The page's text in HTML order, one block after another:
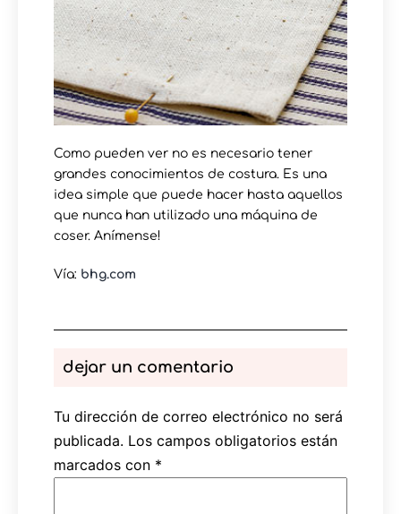
Como pueden ver no es necesario tener
grandes conocimientos de costura. Es una
idea simple que puede hacer hasta aquellos
que nunca han utilizado una máquina de
coser. Anímense!
Vía: bhg.com
dejar un comentario
Tu dirección de correo electrónico no será
publicada. Los campos obligatorios están
marcados con *